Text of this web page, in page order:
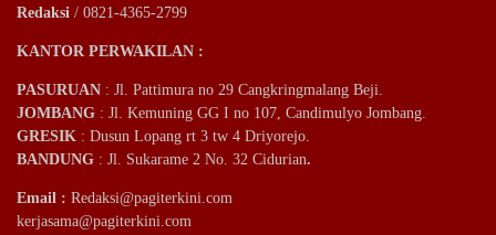
Redaksi / 0821-4365-2799
KANTOR PERWAKILAN :
PASURUAN : Jl. Pattimura no 29 Cangkringmalang Beji.
JOMBANG : Jl. Kemuning GG I no 107, Candimulyo Jombang.
GRESIK : Dusun Lopang rt 3 tw 4 Driyorejo.
BANDUNG : Jl. Sukarame 2 No. 32 Cidurian.
Email : Redaksi@pagiterkini.com
kerjasama@pagiterkini.com